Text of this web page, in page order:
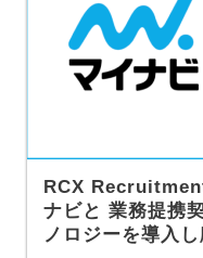
RCX
ナビと 業務提携
ノロジーを導入